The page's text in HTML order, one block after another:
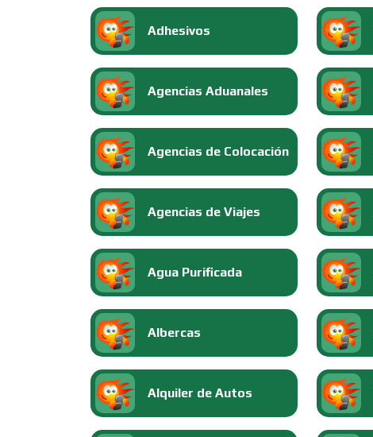
Adhesivos
Agencias Aduanales
Agencias de Colocación
Agencias de Viajes
Agua Purificada
Albercas
Alquiler de Autos